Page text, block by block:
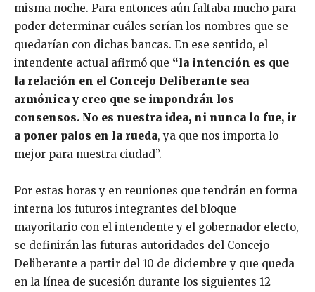
misma noche. Para entonces aún faltaba mucho para
poder determinar cuáles serían los nombres que se
quedarían con dichas bancas. En ese sentido, el
intendente actual afirmó que “la intención es que
la relación en el Concejo Deliberante sea
armónica y creo que se impondrán los
consensos. No es nuestra idea, ni nunca lo fue, ir
a poner palos en la rueda, ya que nos importa lo
mejor para nuestra ciudad”.
Por estas horas y en reuniones que tendrán en forma
interna los futuros integrantes del bloque
mayoritario con el intendente y el gobernador electo,
se definirán las futuras autoridades del Concejo
Deliberante a partir del 10 de diciembre y que queda
en la línea de sucesión durante los siguientes 12